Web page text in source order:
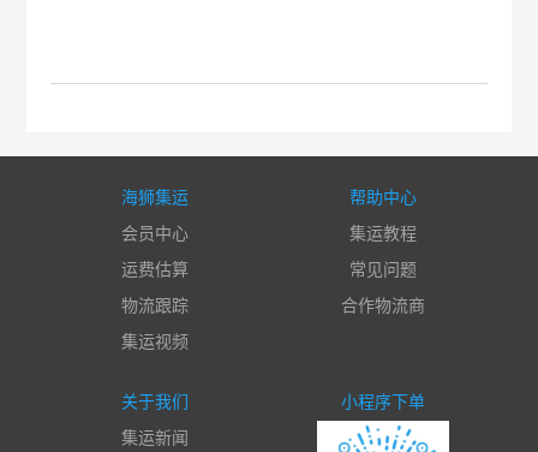
海狮集运
会员中心
运费估算
物流跟踪
集运视频
帮助中心
集运教程
常见问题
合作物流商
关于我们
集运新闻
小程序下单